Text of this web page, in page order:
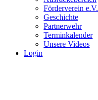
Förderverein e.V.
Geschichte
Partnerwehr
Terminkalender
Unsere Videos
Login